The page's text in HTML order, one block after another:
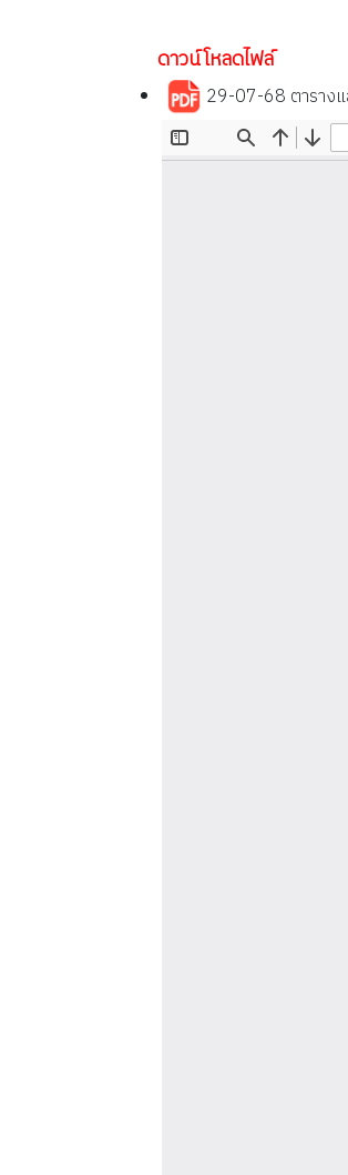
ดาวน์โหลดไฟล์
29-07-68 ตารางแ